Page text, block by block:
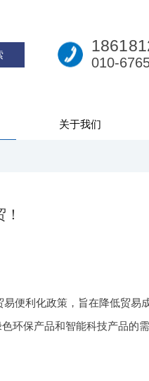
010-
关于我们
便利化政策，旨在降低贸易
环保产品和智能科技产品的